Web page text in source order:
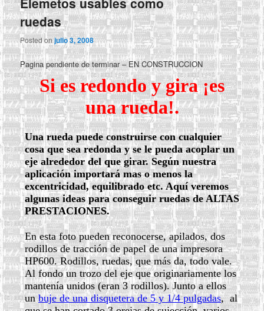
ruedas
Posted onjulio 3, 2008
Pagina pendiente de terminar – EN CONSTRUCCION